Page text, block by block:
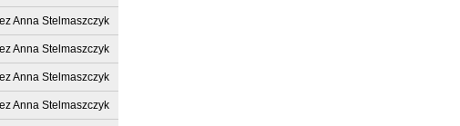
Anna Stelmaszczyk
Anna Stelmaszczyk
Anna Stelmaszczyk
Anna Stelmaszczyk